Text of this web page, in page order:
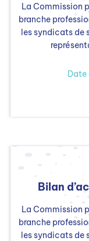
La Commission
branche
les syndicats de
Bilan
La Commission
branche
les syndicats de